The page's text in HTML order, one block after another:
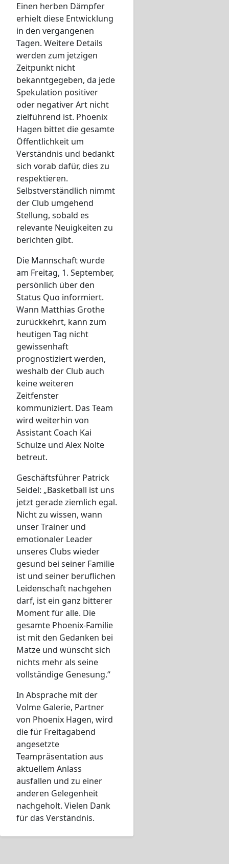
Einen herben Dämpfer
erhielt diese Entwicklung
in den vergangenen
Tagen. Weitere Details
werden zum jetzigen
Zeitpunkt nicht
bekanntgegeben, da jede
Spekulation positiver
oder negativer Art nicht
zielführend ist. Phoenix
Hagen bittet die gesamte
Öffentlichkeit um
Verständnis und bedankt
sich vorab dafür, dies zu
respektieren.
Selbstverständlich nimmt
der Club umgehend
Stellung, sobald es
relevante Neuigkeiten zu
berichten gibt.
Die Mannschaft wurde
am Freitag, 1. September,
persönlich über den
Status Quo informiert.
Wann Matthias Grothe
zurückkehrt, kann zum
heutigen Tag nicht
gewissenhaft
prognostiziert werden,
weshalb der Club auch
keine weiteren
Zeitfenster
kommuniziert. Das Team
wird weiterhin von
Assistant Coach Kai
Schulze und Alex Nolte
betreut.
Geschäftsführer Patrick
Seidel: „Basketball ist uns
jetzt gerade ziemlich egal.
Nicht zu wissen, wann
unser Trainer und
emotionaler Leader
unseres Clubs wieder
gesund bei seiner Familie
ist und seiner beruflichen
Leidenschaft nachgehen
darf, ist ein ganz bitterer
Moment für alle. Die
gesamte Phoenix-Familie
ist mit den Gedanken bei
Matze und wünscht sich
nichts mehr als seine
vollständige Genesung.“
In Absprache mit der
Volme Galerie, Partner
von Phoenix Hagen, wird
die für Freitagabend
angesetzte
Teampräsentation aus
aktuellem Anlass
ausfallen und zu einer
anderen Gelegenheit
nachgeholt. Vielen Dank
für das Verständnis.